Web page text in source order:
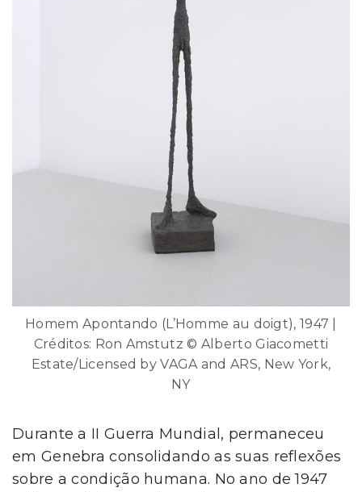
Homem Apontando (L’Homme au doigt), 1947 |
Créditos: Ron Amstutz © Alberto Giacometti
Estate/Licensed by VAGA and ARS, New York,
NY
Durante a II Guerra Mundial, permaneceu
em Genebra consolidando as suas reflexões
sobre a condição humana. No ano de 1947